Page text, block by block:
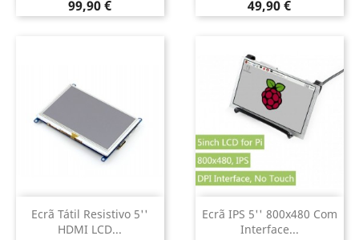
Preço
99,90 € Preço
49,90 €
Ecrã Tátil Resistivo 5''
HDMI LCD...
Ecrã IPS 5'' 800x480 Com
Interface...